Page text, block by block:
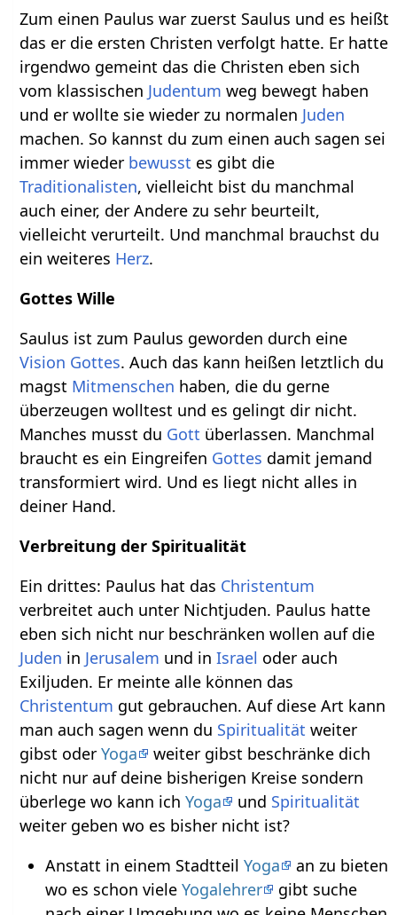
Zum einen Paulus war zuerst Saulus und es heißt
das er die ersten Christen verfolgt hatte. Er hatte
irgendwo gemeint das die Christen eben sich
vom klassischen Judentum weg bewegt haben
und er wollte sie wieder zu normalen Juden
machen. So kannst du zum einen auch sagen sei
immer wieder bewusst es gibt die
Traditionalisten, vielleicht bist du manchmal
auch einer, der Andere zu sehr beurteilt,
vielleicht verurteilt. Und manchmal brauchst du
ein weiteres Herz.
Gottes Wille
Saulus ist zum Paulus geworden durch eine
Vision Gottes. Auch das kann heißen letztlich du
magst Mitmenschen haben, die du gerne
überzeugen wolltest und es gelingt dir nicht.
Manches musst du Gott überlassen. Manchmal
braucht es ein Eingreifen Gottes damit jemand
transformiert wird. Und es liegt nicht alles in
deiner Hand.
Verbreitung der Spiritualität
Ein drittes: Paulus hat das Christentum
verbreitet auch unter Nichtjuden. Paulus hatte
eben sich nicht nur beschränken wollen auf die
Juden in Jerusalem und inIsrael oder auch
Exiljuden. Er meinte alle können das
Christentum gut gebrauchen. Auf diese Art kann
man auch sagen wenn du Spiritualität weiter
gibst oderYoga
weiter gibst beschränke dich
nicht nur auf deine bisherigen Kreise sondern
überlege wo kann ichYoga und Spiritualität
weiter geben wo es bisher nicht ist?
Anstatt in einem Stadtteil Yoga
an zu bieten
wo es schon viele Yogalehrer
gibt suche